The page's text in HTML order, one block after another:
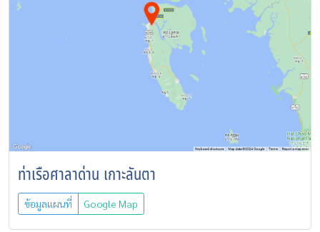
ท่าเรือศาลาด่าน เกาะลันตา
ข้อมูลแผนที่ Google Map